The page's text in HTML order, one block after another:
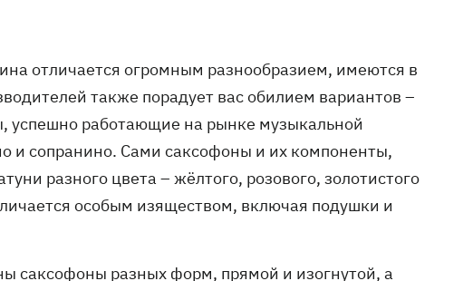
отличается огромным разнообразием, имеются в
также порадует вас обилием вариантов –
успешно работающие на рынке музыкальной
и сопранино. Сами саксофоны и их компоненты,
разного цвета – жёлтого, розового, золотистого
особым изяществом, включая подушки и
саксофоны разных форм, прямой и изогнутой, а